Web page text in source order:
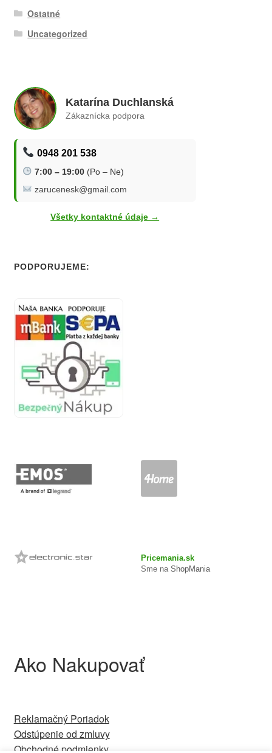
Ostatné
Uncategorized
Katarína Duchlanská
Zákaznícka podpora
0948 201 538
7:00 – 19:00 (Po – Ne)
zarucenesk@gmail.com
Všetky kontaktné údaje →
PODPORUJEME:
Pricemania.sk
Sme na ShopMania
Ako Nakupovať
Reklamačný Poriadok
Odstúpenie od zmluvy
Obchodné podmienky